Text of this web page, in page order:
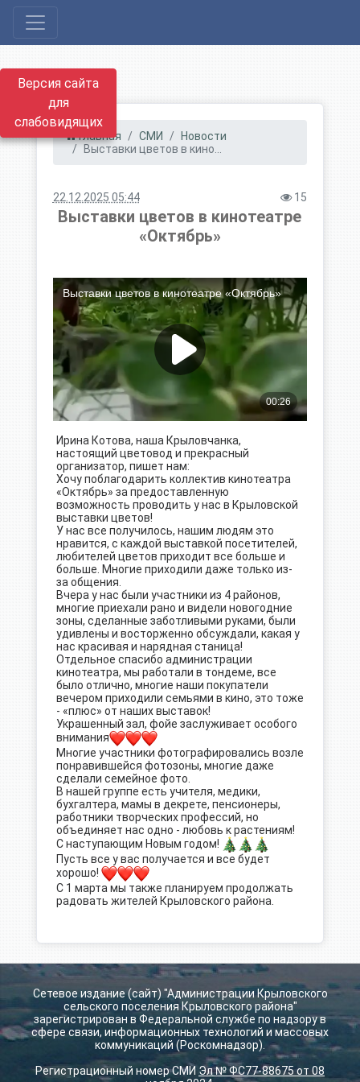
Версия сайта
для
слабовидящих
Главная СМИ
Новости
Выставки цветов в кино...
22.12.2025 05:44 15
Выставки цветов в кинотеатре
«Октябрь»
Ирина Котова, наша Крыловчанка,
настоящий цветовод и прекрасный
организатор, пишет нам:
Хочу поблагодарить коллектив кинотеатра
«Октябрь» за предоставленную
возможность проводить у нас в Крыловской
выставки цветов!
У нас все получилось, нашим людям это
нравится, с каждой выставкой посетителей,
любителей цветов приходит все больше и
больше. Многие приходили даже только из-
за общения.
Вчера у нас были участники из 4 районов,
многие приехали рано и видели новогодние
зоны, сделанные заботливыми руками, были
удивлены и восторженно обсуждали, какая у
нас красивая и нарядная станица!
Отдельное спасибо администрации
кинотеатра, мы работали в тондеме, все
было отлично, многие наши покупатели
вечером приходили семьями в кино, это тоже
- «плюс» от наших выставок!
Украшенный зал, фойе заслуживает особого
внимания
Многие участники фотографировались возле
понравившейся фотозоны, многие даже
сделали семейное фото.
В нашей группе есть учителя, медики,
бухгалтера, мамы в декрете, пенсионеры,
работники творческих профессий, но
объединяет нас одно - любовь к растениям!
С наступающим Новым годом!
Пусть все у вас получается и все будет
хорошо!
С 1 марта мы также планируем продолжать
радовать жителей Крыловского района.
Сетевое издание (сайт) "Администрации Крыловского
сельского поселения Крыловского района"
зарегистрирован в Федеральной службе по надзору в
сфере связи, информационных технологий и массовых
коммуникаций (Роскомнадзор).
Регистрационный номер СМИ Эл № ФС77-88675 от 08